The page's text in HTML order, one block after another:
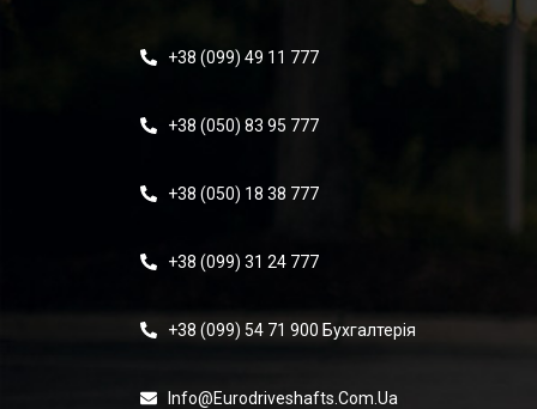
+38 (099) 49 11 777
+38 (050) 83 95 777
+38 (050) 18 38 777
+38 (099) 31 24 777
+38 (099) 54 71 900 Бухгалтерія
Info@eurodriveshafts.com.ua